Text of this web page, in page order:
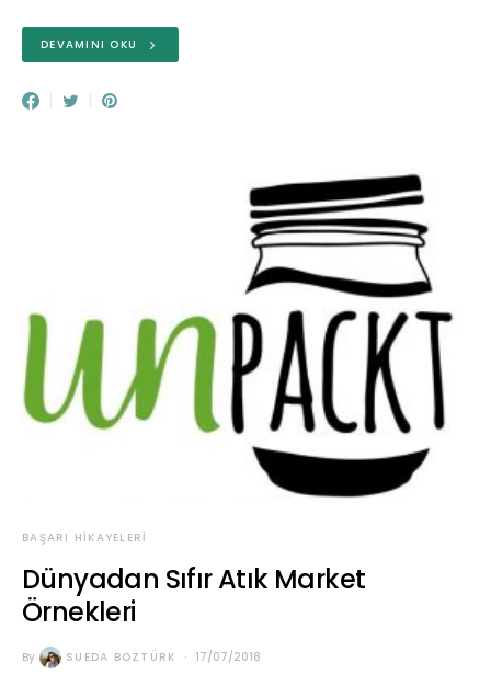
DEVAMINI OKU
BAŞARI HIKAYELERI
Dünyadan Sıfır Atık Market
Örnekleri
By SUEDA BOZTÜRK 17/07/2018